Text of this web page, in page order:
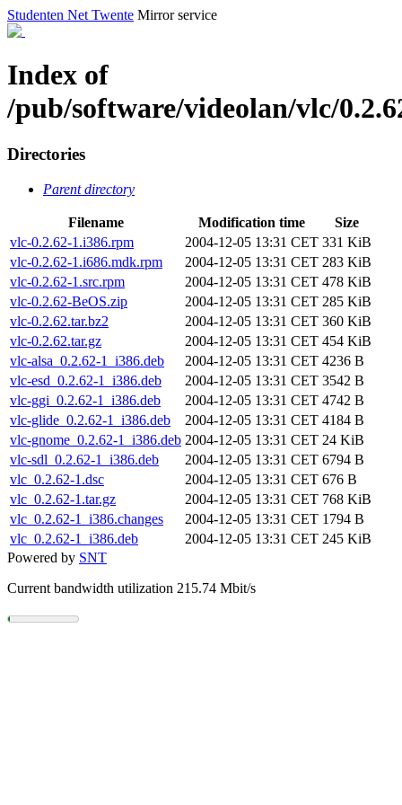
Studenten Net Twente Mirror service
Index of
/pub/software/videolan/vlc/
Directories
Parent directory
Filename Modification time
Size
vlc-0.2.62-1.i386.rpm
2004-12-05 13:31 CET 331 KiB
vlc-0.2.62-1.i686.mdk.rpm
2004-12-05 13:31 CET 283 KiB
vlc-0.2.62-1.src.rpm
2004-12-05 13:31 CET 478 KiB
vlc-0.2.62-BeOS.zip
2004-12-05 13:31 CET 285 KiB
vlc-0.2.62.tar.bz2
2004-12-05 13:31 CET 360 KiB
vlc-0.2.62.tar.gz
2004-12-05 13:31 CET 454 KiB
vlc-alsa_0.2.62-1_i386.deb
2004-12-05 13:31 CET 4236 B
vlc-esd_0.2.62-1_i386.deb
2004-12-05 13:31 CET 3542 B
vlc-ggi_0.2.62-1_i386.deb
2004-12-05 13:31 CET 4742 B
vlc-glide_0.2.62-1_i386.deb
2004-12-05 13:31 CET 4184 B
vlc-gnome_0.2.62-1_i386.deb 2004-12-05 13:31 CET 24 KiB
vlc-sdl_0.2.62-1_i386.deb
2004-12-05 13:31 CET 6794 B
vlc_0.2.62-1.dsc
2004-12-05 13:31 CET 676 B
vlc_0.2.62-1.tar.gz
2004-12-05 13:31 CET 768 KiB
vlc_0.2.62-1_i386.changes
2004-12-05 13:31 CET 1794 B
vlc_0.2.62-1_i386.deb
2004-12-05 13:31 CET 245 KiB
Powered by SNT
Current bandwidth utilization 215.74 Mbit/s